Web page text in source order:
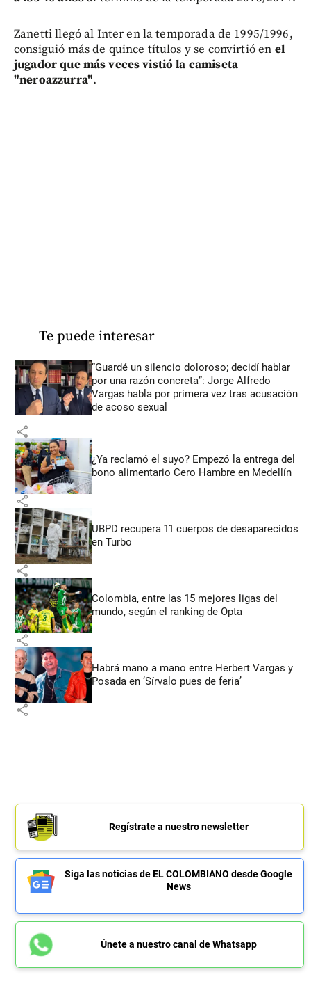
Zanetti llegó al Inter en la temporada de 1995/1996,
consiguió más de quince títulos y se convirtió en el
jugador que más veces vistió la camiseta
"neroazzurra".
Te puede interesar
“Guardé un silencio doloroso; decidí hablar
por una razón concreta”: Jorge Alfredo
Vargas habla por primera vez tras acusación
de acoso sexual
share
¿Ya reclamó el suyo? Empezó la entrega del
bono alimentario Cero Hambre en Medellín
share
UBPD recupera 11 cuerpos de desaparecidos
en Turbo
share
Colombia, entre las 15 mejores ligas del
mundo, según el ranking de Opta
share
Habrá mano a mano entre Herbert Vargas y
Posada en ‘Sírvalo pues de feria’
share
Regístrate a nuestro newsletter
Siga las noticias de EL COLOMBIANO desde Google
News
Únete a nuestro canal de Whatsapp